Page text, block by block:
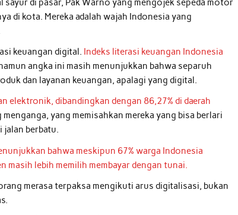
di kota. Mereka adalah wajah Indonesia yang
keuangan digital. Indeks literasi keuangan Indonesia
angka ini masih menunjukkan bahwa separuh
dan layanan keuangan, apalagi yang digital.
elektronik, dibandingkan dengan 86,27% di daerah
yang memisahkan mereka yang bisa berlari
jalan berbatu.
bahwa meskipun 67% warga Indonesia
masih lebih memilih membayar dengan tunai.
merasa terpaksa mengikuti arus digitalisasi, bukan